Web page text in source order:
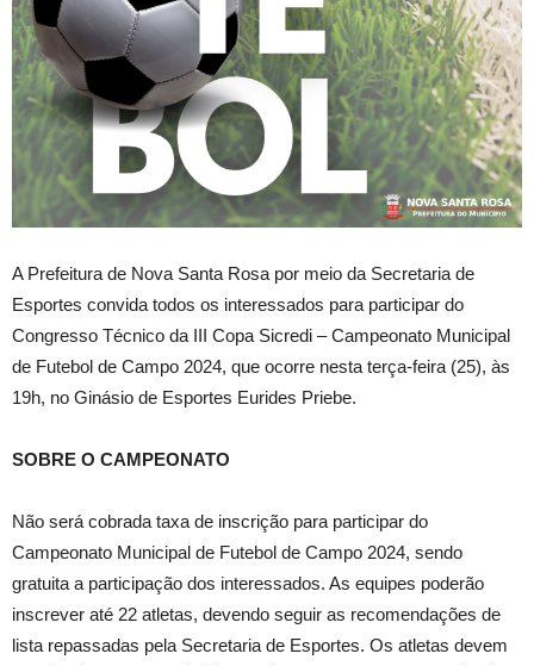
A Prefeitura de Nova Santa Rosa por meio da Secretaria de
Esportes convida todos os interessados para participar do
Congresso Técnico da III Copa Sicredi – Campeonato Municipal
de Futebol de Campo 2024, que ocorre nesta terça-feira (25), às
19h, no Ginásio de Esportes Eurides Priebe.
SOBRE O CAMPEONATO
Não será cobrada taxa de inscrição para participar do
Campeonato Municipal de Futebol de Campo 2024, sendo
gratuita a participação dos interessados. As equipes poderão
inscrever até 22 atletas, devendo seguir as recomendações de
lista repassadas pela Secretaria de Esportes. Os atletas devem